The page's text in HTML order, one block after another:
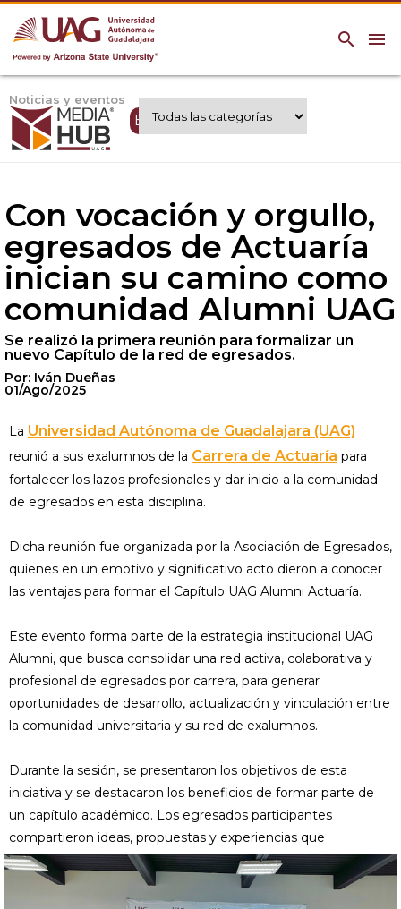
menu
search
Noticias y eventos
Expertos UAG
Con vocación y orgullo,
egresados de Actuaría
inician su camino como
comunidad Alumni UAG
Se realizó la primera reunión para formalizar un
nuevo Capítulo de la red de egresados.
Por: Iván Dueñas
01/Ago/2025
La Universidad Autónoma de Guadalajara (UAG)
reunió a sus exalumnos de la Carrera de Actuaría para
fortalecer los lazos profesionales y dar inicio a la comunidad
de egresados en esta disciplina.
Dicha reunión fue organizada por la Asociación de Egresados,
quienes en un emotivo y significativo acto dieron a conocer
las ventajas para formar el Capítulo UAG Alumni Actuaría.
Este evento forma parte de la estrategia institucional UAG
Alumni, que busca consolidar una red activa, colaborativa y
profesional de egresados por carrera, para generar
oportunidades de desarrollo, actualización y vinculación entre
la comunidad universitaria y su red de exalumnos.
Durante la sesión, se presentaron los objetivos de esta
iniciativa y se destacaron los beneficios de formar parte de
un capítulo académico. Los egresados participantes
compartieron ideas, propuestas y experiencias que